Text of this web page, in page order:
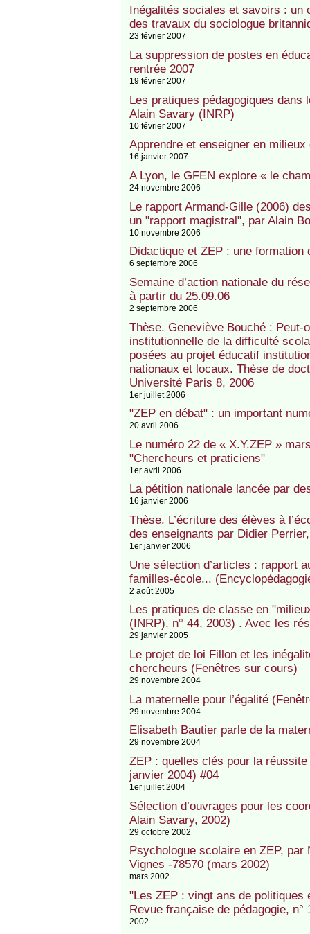
Inégalités sociales et savoirs : un
des travaux du sociologue
23 février 2007
La suppression de postes en
rentrée 2007
19 février 2007
Les pratiques pédagogiques
Alain Savary (INRP)
10 février 2007
Apprendre et enseigner en
16 janvier 2007
A Lyon, le GFEN explore « le
24 novembre 2006
Le rapport Armand-Gille (2006)
un "rapport magistral", par Alain
10 novembre 2006
Didactique et ZEP : une formation
6 septembre 2006
Semaine d’action nationale du
à partir du 25.09.06
2 septembre 2006
Thèse. Geneviève Bouché : Peut-
institutionnelle de la difficulté
posées au projet éducatif
nationaux et locaux. Thèse de
Université Paris 8, 2006
1er juillet 2006
"ZEP en débat" : un important
20 avril 2006
Le numéro 22 de « X.Y.ZEP »
"Chercheurs et praticiens"
1er avril 2006
La pétition nationale lancée par
16 janvier 2006
Thèse. L’écriture des élèves à
des enseignants par Didier
1er janvier 2006
Une sélection d’articles : rapport
familles-école...
2 août 2005
Les pratiques de classe en
(INRP), n° 44, 2003) . Avec les
29 janvier 2005
Le projet de loi Fillon et les
chercheurs (Fenêtres sur cours)
29 novembre 2004
La maternelle pour l’égalité
29 novembre 2004
Elisabeth Bautier parle de la
29 novembre 2004
ZEP : quelles clés pour la
janvier 2004) #04
1er juillet 2004
Sélection d’ouvrages pour les
Alain Savary, 2002)
29 octobre 2002
Psychologue scolaire en ZEP,
Vignes -78570 (mars 2002)
mars 2002
"Les ZEP : vingt ans de
Revue française de pédagogie,
2002